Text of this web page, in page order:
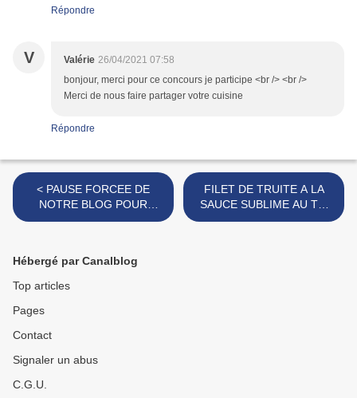
Répondre
V Valérie 26/04/2021 07:58
bonjour, merci pour ce concours je participe <br /> <br />
Merci de nous faire partager votre cuisine
Répondre
< PAUSE FORCEE DE
NOTRE BLOG POUR
CHANGEMENT DE SITE
FILET DE TRUITE A LA
SAUCE SUBLIME AU TM
OU PAS ... >
Hébergé par Canalblog
Top articles
Pages
Contact
Signaler un abus
C.G.U.